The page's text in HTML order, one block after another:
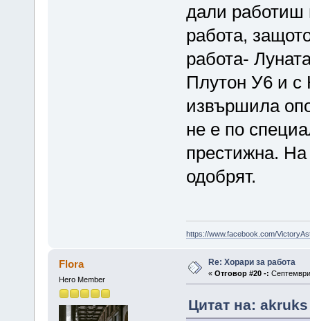
дали работиш
работа,
работа-
Плутон У6 и с
извършила
не е по
престижна.
одобрят.
https://www.facebook.com/
Flora
Hero Member
Re: Хорари за работа
« Отговор #20 -:
Цитат на: